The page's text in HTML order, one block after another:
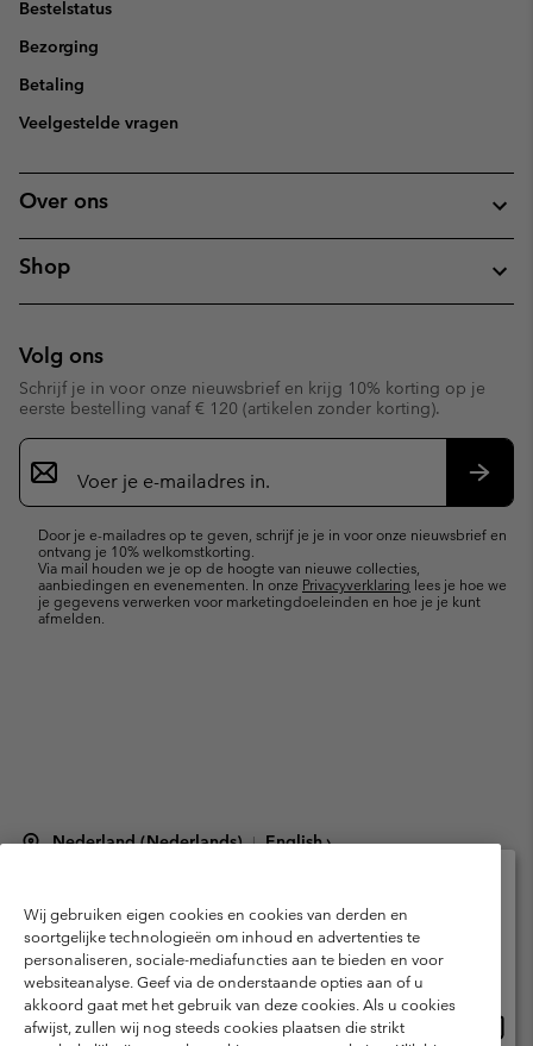
Bestelstatus
Bezorging
Betaling
Veelgestelde vragen
Over ons
Shop
Volg ons
Schrijf je in voor onze nieuwsbrief en krijg 10% korting op je
eerste bestelling vanaf € 120 (artikelen zonder korting).
Aanmelden
voor
e-
Door je e-mailadres op te geven, schrijf je je in voor onze nieuwsbrief en
ontvang je 10% welkomstkorting.
Via mail houden we je op de hoogte van nieuwe collecties,
aanbiedingen en evenementen. In onze Privacyverklaring lees je hoe we
je gegevens verwerken voor marketingdoeleinden en hoe je je kunt
afmelden.
Nederland (Nederlands) | English ›
Gebruiksvoorwaarden
Verkoopvoorwaarden
Garantie
Privacybeleid
Gebruiksvoorwaarden voor lidmaatschap
Voorwaarden voor door gebruikers gegenereerde inhoud
Impressum
Wij gebruiken eigen cookies en cookies van derden en
soortgelijke technologieën om inhoud en advertenties te
personaliseren, sociale-mediafuncties aan te bieden en voor
websiteanalyse. Geef via de onderstaande opties aan of u
akkoord gaat met het gebruik van deze cookies. Als u cookies
afwijst, zullen wij nog steeds cookies plaatsen die strikt
Selecteer je verzendlocatie en taal
Online shoppen beschikbaar
United States